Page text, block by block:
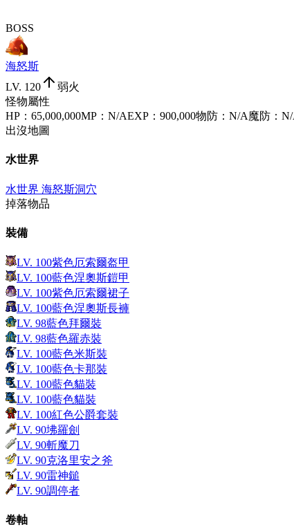
BOSS
海怒斯
LV. 120
弱火
怪物屬性
HP ： 65,000,000MP ： N/AEXP ： 900,000物防 ： N/A魔防 ：
出沒地圖
水世界
水世界 海怒斯洞穴
掉落物品
裝備
LV. 100紫色厄索爾盔甲
LV. 100藍色涅奧斯鎧甲
LV. 100紫色厄索爾裙子
LV. 100藍色涅奧斯長褲
LV. 98藍色拜爾裝
LV. 98藍色羅赤裝
LV. 100藍色米斯裝
LV. 100藍色卡那裝
LV. 100藍色貓裝
LV. 100藍色貓裝
LV. 100紅色公爵套裝
LV. 90坲羅劍
LV. 90斬魔刀
LV. 90克洛里安之斧
LV. 90雷神鎚
LV. 90調停者
卷軸